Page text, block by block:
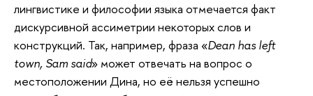
лингвистике и философии языка отмечается факт
дискурсивной ассиметрии некоторых слов и
конструкций. Так, например, фраза «Dean has left
town, Sam said» может отвечать на вопрос о
местоположении Дина, но её нельзя успешно